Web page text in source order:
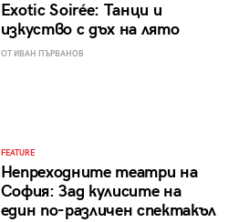
Exotic Soirée: Танци и
изкуство с дъх на лято
ОТ ИВАН ПЪРВАНОВ
FEATURE
Непреходните театри на
София: Зад кулисите на
един по-различен спектакъл